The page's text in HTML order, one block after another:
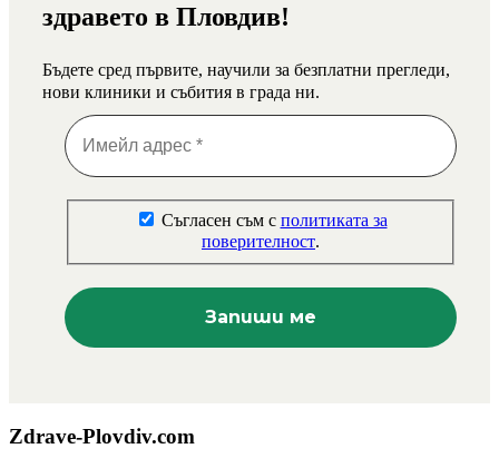
здравето в Пловдив!
Бъдете сред първите, научили за безплатни прегледи,
нови клиники и събития в града ни.
Съгласен съм с политиката за
поверителност.
Zdrave-Plovdiv.com